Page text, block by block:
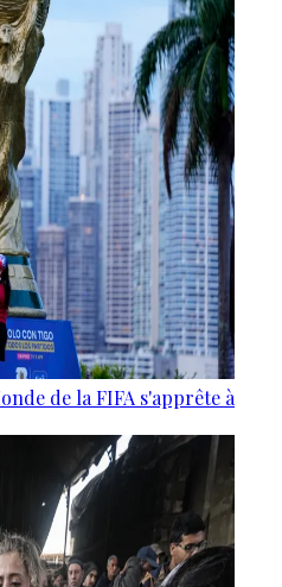
de la FIFA s'apprête à